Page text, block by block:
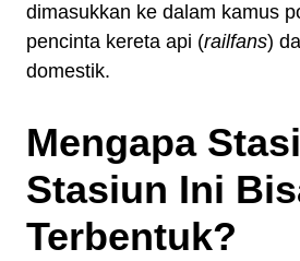
dimasukkan ke dalam kamus
pencinta kereta api (railfans)
domestik.
Mengapa
Stasiun Ini
Terbentuk?